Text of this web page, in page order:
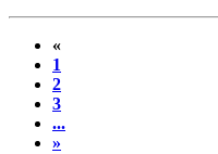
«
1
2
3
...
»